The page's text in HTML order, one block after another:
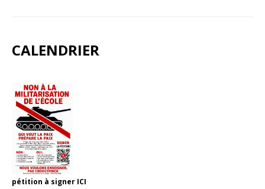
CALENDRIER
pétition à signer ICI